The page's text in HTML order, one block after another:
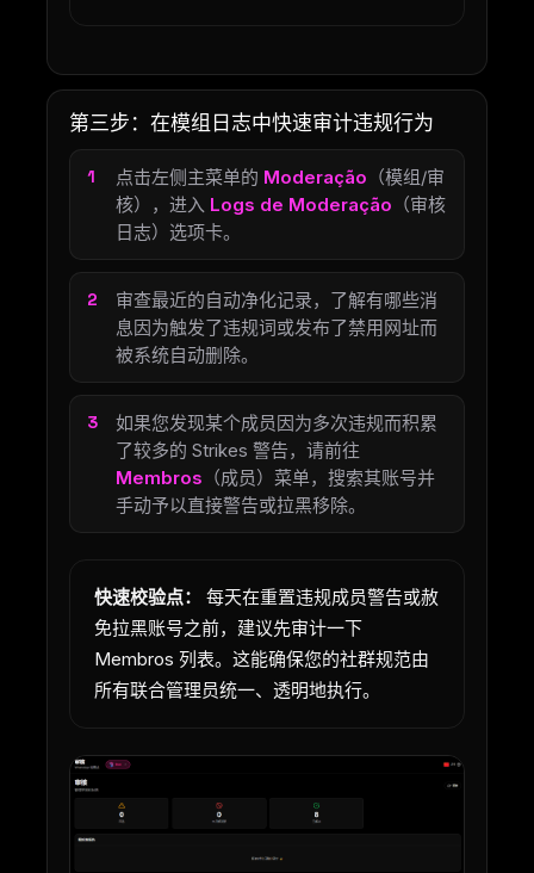
第三步：在模组日志中快速审计违规行为
点击左侧主菜单的 Moderação （模组/审
核），进入 Logs de Moderação （审核
日志）选项卡。
审查最近的自动净化记录，了解有哪些消
息因为触发了违规词或发布了禁用网址而
被系统自动删除。
如果您发现某个成员因为多次违规而积累
了较多的 Strikes 警告，请前往
Membros （成员）菜单，搜索其账号并
手动予以直接警告或拉黑移除。
快速校验点：
每天在重置违规成员警告或赦
免拉黑账号之前，建议先审计一下
Membros 列表。这能确保您的社群规范由
所有联合管理员统一、透明地执行。